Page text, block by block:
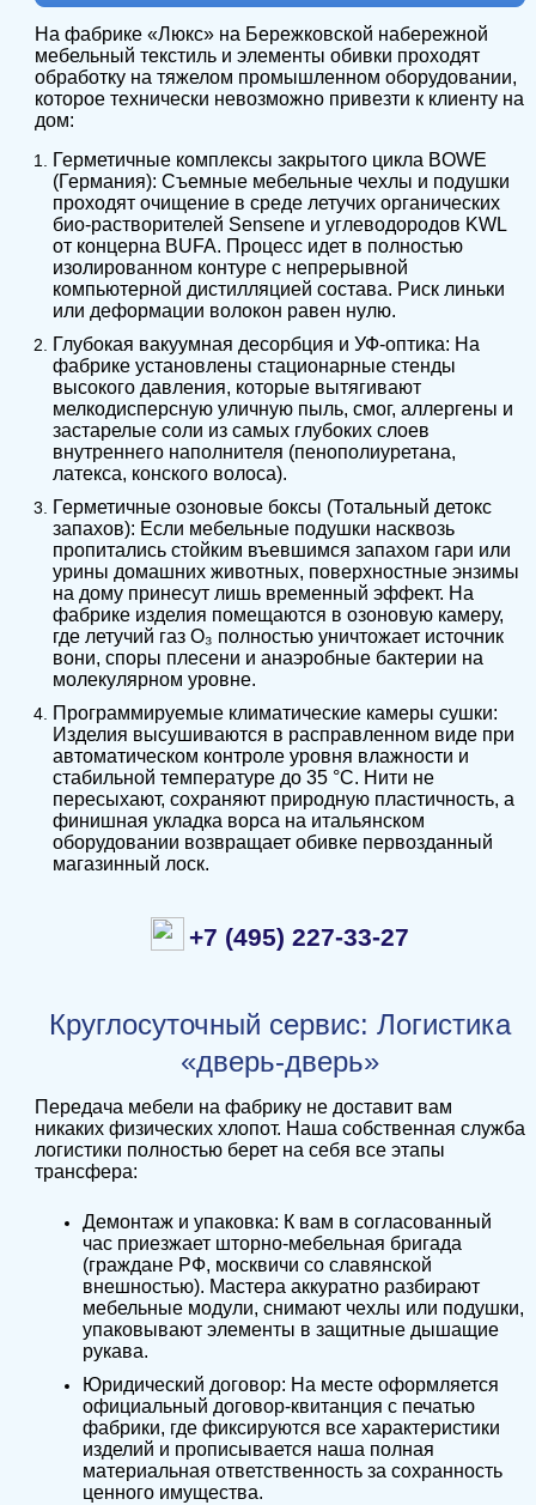
На фабрике «Люкс» на Бережковской набережной
мебельный текстиль и элементы обивки проходят
обработку на тяжелом промышленном оборудовании,
которое технически невозможно привезти к клиенту на
дом:
Герметичные комплексы закрытого цикла BOWE
(Германия): Съемные мебельные чехлы и подушки
проходят очищение в среде летучих органических
био-растворителей Sensene и углеводородов KWL
от концерна BUFA. Процесс идет в полностью
изолированном контуре с непрерывной
компьютерной дистилляцией состава. Риск линьки
или деформации волокон равен нулю.
Глубокая вакуумная десорбция и УФ-оптика: На
фабрике установлены стационарные стенды
высокого давления, которые вытягивают
мелкодисперсную уличную пыль, смог, аллергены и
застарелые соли из самых глубоких слоев
внутреннего наполнителя (пенополиуретана,
латекса, конского волоса).
Герметичные озоновые боксы (Тотальный детокс
запахов): Если мебельные подушки насквозь
пропитались стойким въевшимся запахом гари или
урины домашних животных, поверхностные энзимы
на дому принесут лишь временный эффект. На
фабрике изделия помещаются в озоновую камеру,
где летучий газ O₃ полностью уничтожает источник
вони, споры плесени и анаэробные бактерии на
молекулярном уровне.
Программируемые климатические камеры сушки:
Изделия высушиваются в расправленном виде при
автоматическом контроле уровня влажности и
стабильной температуре до 35 °C. Нити не
пересыхают, сохраняют природную пластичность, а
финишная укладка ворса на итальянском
оборудовании возвращает обивке первозданный
магазинный лоск.
+7 (495) 227-33-27
Круглосуточный сервис: Логистика
«дверь-дверь»
Передача мебели на фабрику не доставит вам
никаких физических хлопот. Наша собственная служба
логистики полностью берет на себя все этапы
трансфера:
Демонтаж и упаковка: К вам в согласованный
час приезжает шторно-мебельная бригада
(граждане РФ, москвичи со славянской
внешностью). Мастера аккуратно разбирают
мебельные модули, снимают чехлы или подушки,
упаковывают элементы в защитные дышащие
рукава.
Юридический договор: На месте оформляется
официальный договор-квитанция с печатью
фабрики, где фиксируются все характеристики
изделий и прописывается наша полная
материальная ответственность за сохранность
ценного имущества.